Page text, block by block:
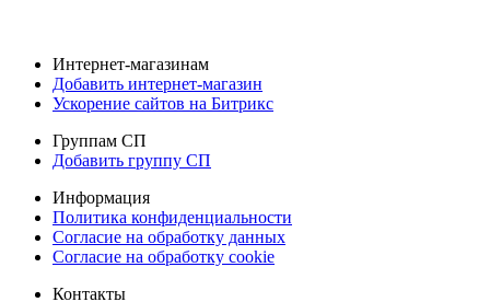
Интернет-магазинам
Добавить интернет-магазин
Ускорение сайтов на Битрикс
Группам СП
Добавить группу СП
Информация
Политика конфиденциальности
Согласие на обработку данных
Согласие на обработку cookie
Контакты